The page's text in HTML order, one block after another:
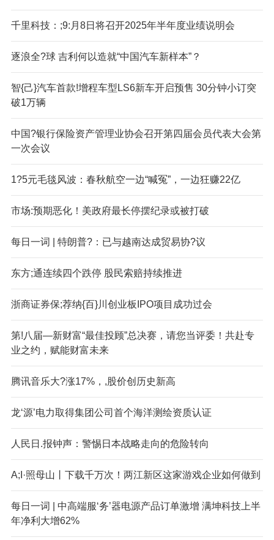
千里科技：;9:月8日将召开2025年半年度业绩说明会
逐浪全?球 吉利何以造就“中国汽车新样本”？
智{己}汽车首款!增程车型LS6新车开启预售 30分钟小订突
破1万辆
中国?银行保险资产管理业协会召开第四届会员代表大会第
一次会议
1?5元毛毯风波：春秋航空一边“喊冤”，一边狂赚22亿
市场:预期恶化！美政府最长停摆纪录或被打破
每日一词 | 特朗普?：已与越南达成贸易协?议
东方;通连续四个跌停 股民索赔持续推进
浙商证券保;荐纳{百}川创业板IPO项目成功过会
第!八届—新财富“最佳投顾”总决赛，请您当评委！共赴专
业之约，赋能财富未来
腾讯音乐大?涨17%，,股价创历史新高
龙‘源’电力取得集团公司首个海洋测绘资质认证
人民日.报钟声：警惕日本战略走向的危险转向
A;I·照母山丨下载千万次！两江新区这家游戏企业如何做到
每日一词 | 中高端服‘务’器电源产品订单激增 满坤科技上半
年净利大增62%